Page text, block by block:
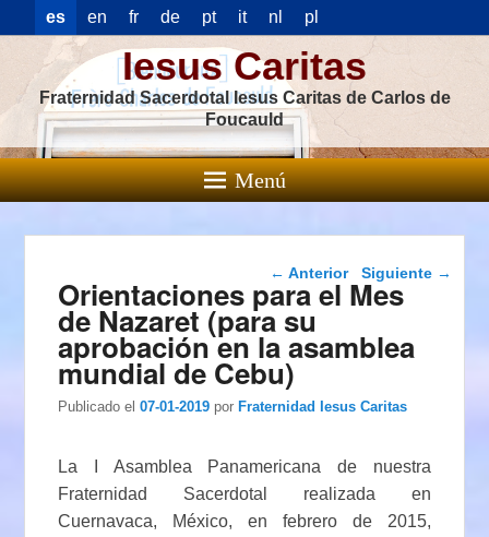
es en fr de pt it nl pl
Iesus Caritas
Fraternidad Sacerdotal Iesus Caritas de Carlos de
Foucauld
Menú
Navegación de
entradas
← Anterior Siguiente →
Orientaciones para el Mes
de Nazaret (para su
aprobación en la asamblea
mundial de Cebu)
Publicado el 07-01-2019 porFraternidad Iesus Caritas
La I Asamblea Panamericana de nuestra
Fraternidad Sacerdotal realizada en
Cuernavaca, México, en febrero de 2015,